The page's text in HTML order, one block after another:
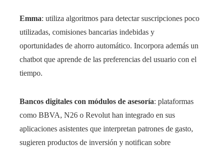
Emma: utiliza algoritmos para detectar suscripciones poco
utilizadas, comisiones bancarias indebidas y
oportunidades de ahorro automático. Incorpora además un
chatbot que aprende de las preferencias del usuario con el
tiempo.
Bancos digitales con módulos de asesoría: plataformas
como BBVA, N26 o Revolut han integrado en sus
aplicaciones asistentes que interpretan patrones de gasto,
sugieren productos de inversión y notifican sobre